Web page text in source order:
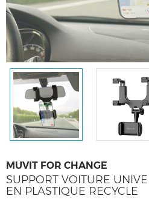
MUVIT FOR CHANGE
SUPPORT VOITURE
EN PLASTIQUE RECYCLE